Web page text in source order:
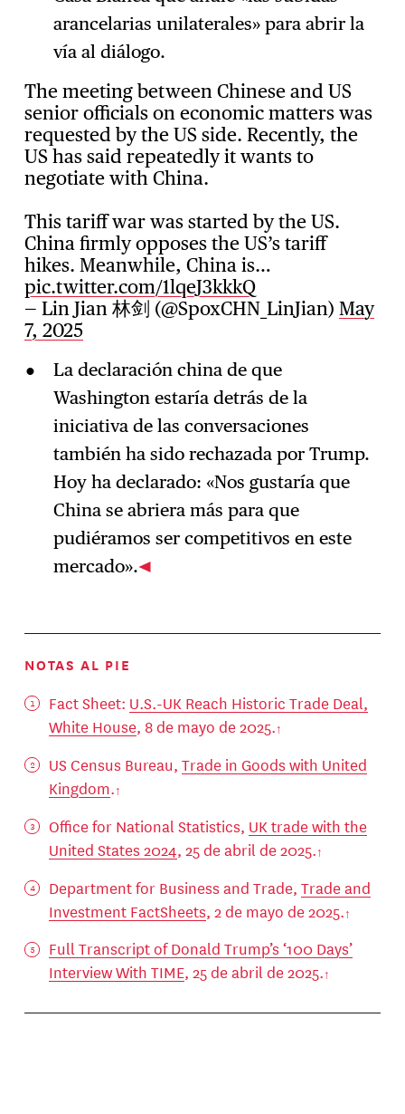
arancelarias unilaterales» para abrir la
vía al diálogo.
The meeting between Chinese and US
senior officials on economic matters was
requested by the US side. Recently, the
US has said repeatedly it wants to
negotiate with China.
This tariff war was started by the US.
China firmly opposes the US’s tariff
hikes. Meanwhile, China is…
pic.twitter.com/1lqeJ3kkkQ
— Lin Jian 林剑 (@SpoxCHN_LinJian)May
7, 2025
La declaración china de que
Washington estaría detrás de la
iniciativa de las conversaciones
también ha sido rechazada por Trump.
Hoy ha declarado: «Nos gustaría que
China se abriera más para que
pudiéramos ser competitivos en este
mercado».
NOTAS AL PIE
Fact Sheet: U.S.-UK Reach Historic Trade Deal,
White House, 8 de mayo de 2025.
US Census Bureau, Trade in Goods with United
Kingdom.
Office for National Statistics, UK trade with the
United States 2024, 25 de abril de 2025.
Department for Business and Trade, Trade and
Investment FactSheets, 2 de mayo de 2025.
Full Transcript of Donald Trump’s ‘100 Days’
Interview With TIME, 25 de abril de 2025.